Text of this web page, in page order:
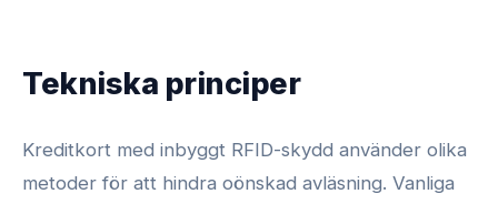
Tekniska principer
Kreditkort med inbyggt RFID-skydd använder olika
metoder för att hindra oönskad avläsning. Vanliga